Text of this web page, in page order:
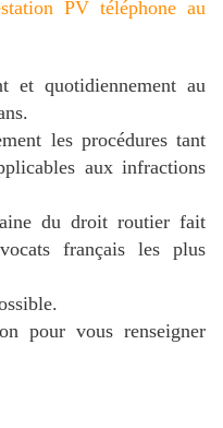
PV téléphone au
et quotidiennement au
les procédures tant
aux infractions
du droit routier fait
français les plus
pour vous renseigner